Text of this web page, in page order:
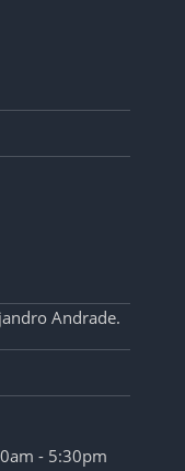
Andrade.
- 5:30pm